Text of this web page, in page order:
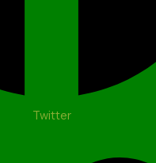
Twitter